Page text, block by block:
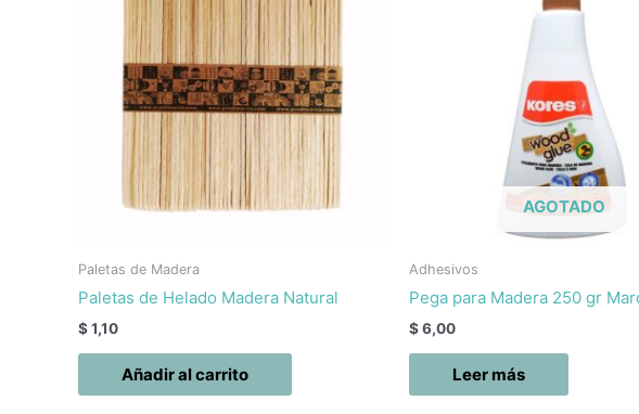
Paletas de Madera
Paletas de Helado Madera Natural
$1,10
Añadir al carrito
AGOTADO
Adhesivos
Pega para Madera 250 gr
$6,00
Leer más